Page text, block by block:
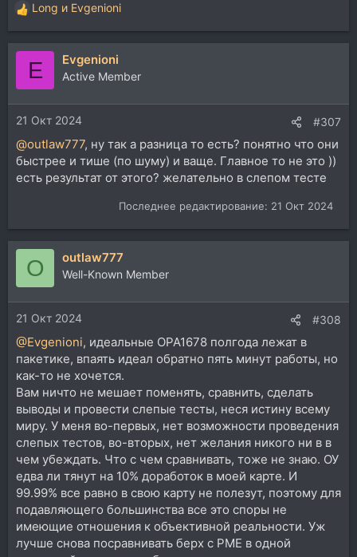
Р
е
а
и
и
:
Long и Evgenioni
E Evgenioni
Active Member
21 Окт 2024 #307
@outlaw777, ну так а разница то есть? понятно что они
быстрее и тише (по шуму) и ваще. Главное то не это ))
есть результат от этого? желательно в слепом тесте
Последнее редактирование: 21 Окт 2024
O outlaw777
Well-Known Member
21 Окт 2024 #308
@Evgenioni, идеальные OPA1678 полгода лежат в
пакетике, впаять идеал обратно пять минут работы, но
как-то не хочется.
Вам ничто не мешает поменять, сравнить, сделать
выводы и провести слепые тесты, неся истину всему
миру. У меня во-первых, нет возможности проведения
слепых тестов, во-вторых, нет желания никого ни в в
чем убеждать. Что с чем сравнивать, тоже не знаю. ОУ
едва ли тянут на 10% доработок в моей карте. И
99.99% все равно в свою карту не полезут, поэтому для
подавляющего большинства все это споры не
имеющие отношения к объективной реальности. Уж
лучше снова посравнивать берх с РМЕ в одной